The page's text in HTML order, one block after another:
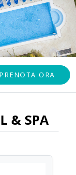
PRENOTA ORA
& SPA